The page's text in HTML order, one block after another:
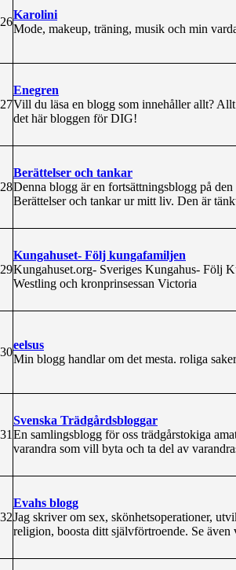
Karolini
Mode, makeup, träning, musik och min
Enegren
Vill du läsa en blogg som innehåller allt?
det här bloggen för DIG!
Berättelser och tankar
Denna blogg är en fortsättningsblogg på
Berättelser och tankar ur mitt liv. Den är
Kungahuset- Följ kungafamiljen
Kungahuset.org- Sveriges Kungahus- Följ
Westling och kronprinsessan Victoria
eelsus
Min blogg handlar om det mesta. roliga
Svenska Trädgårdsbloggar
En samlingsblogg för oss trädgårstokiga
varandra som vill byta och ta del av
Evahs blogg
Jag skriver om sex, skönhetsoperationer,
religion, boosta ditt självförtroende. Se